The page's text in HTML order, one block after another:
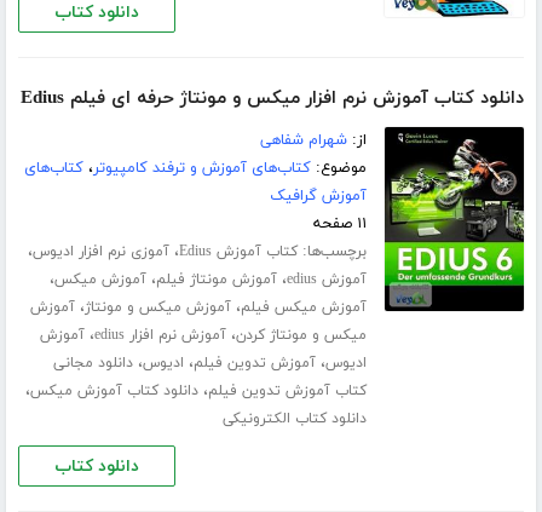
دانلود کتاب
دانلود کتاب آموزش نرم افزار میکس و مونتاژ حرفه ای فیلم Edius
از:شهرام شفاهی
موضوع:کتاب‌های آموزش و ترفند کامپیوتر،کتاب‌های
آموزش گرافیک
۱۱ صفحه
برچسب‌ها:کتاب آموزش Edius ،آموزی نرم افزار ادیوس،
آموزش edius ،آموزش مونتاژ فیلم،آموزش میکس،
آموزش میکس فیلم،آموزش میکس و مونتاژ،آموزش
میکس و مونتاژ کردن،آموزش نرم افزار edius ،آموزش
ادیوس،آموزش تدوین فیلم، ادیوس،دانلود مجانی
کتاب آموزش تدوین فیلم،دانلود کتاب آموزش میکس،
دانلود کتاب الکترونیکی
دانلود کتاب